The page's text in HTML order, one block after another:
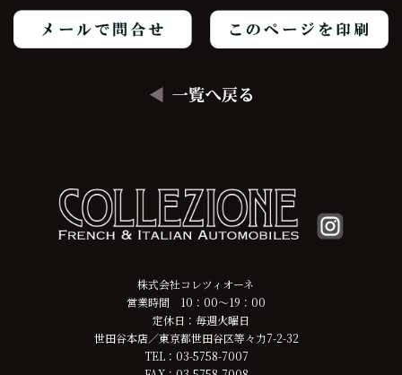
株式会社コレツィオーネ
営業時間 10：00～19：00
定休日：毎週火曜日
世田谷本店／東京都世田谷区等々力7-2-32
TEL：03-5758-7007